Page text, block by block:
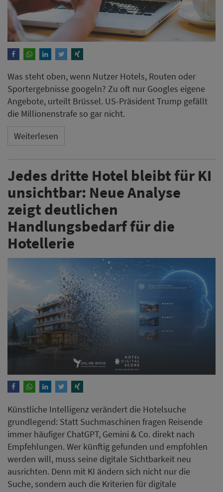
Was steht oben, wenn Nutzer Hotels, Routen oder
Sportergebnisse googeln? Zu oft nur Googles eigene
Angebote, urteilt Brüssel. US-Präsident Trump gefällt
die Millionenstrafe so gar nicht.
Weiterlesen
Jedes dritte Hotel bleibt für KI
unsichtbar: Neue Analyse
zeigt deutlichen
Handlungsbedarf für die
Hotellerie
Künstliche Intelligenz verändert die Hotelsuche
grundlegend: Statt Suchmaschinen fragen Reisende
immer häufiger ChatGPT, Gemini & Co. direkt nach
Empfehlungen. Wer künftig gefunden und empfohlen
werden will, muss seine digitale Sichtbarkeit neu
ausrichten. Denn mit KI ändern sich nicht nur die
Suche, sondern auch die Kriterien für digitale